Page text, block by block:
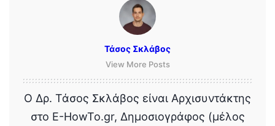
Τάσος Σκλάβος
View More Posts
Ο Δρ. Τάσος Σκλάβος είναι Αρχισυντάκτης
στο E-HowTo.gr, Δημοσιογράφος (μέλος